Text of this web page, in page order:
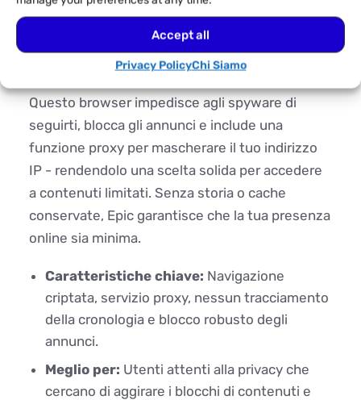
Accept all
Privacy PolicyChi Siamo
Sempre basato su Chromium, Epic offre agli
utenti la familiarità di un'interfaccia simile a
Questo browser impedisce agli spyware di
seguirti, blocca gli annunci e include una
funzione proxy per mascherare il tuo indirizzo
IP - rendendolo una scelta solida per accedere
a contenuti limitati. Senza storia o cache
conservate, Epic garantisce che la tua presenza
online sia minima.
Caratteristiche chiave: Navigazione
criptata, servizio proxy, nessun tracciamento
della cronologia e blocco robusto degli
annunci.
Meglio per: Utenti attenti alla privacy che
cercano di aggirare i blocchi di contenuti e